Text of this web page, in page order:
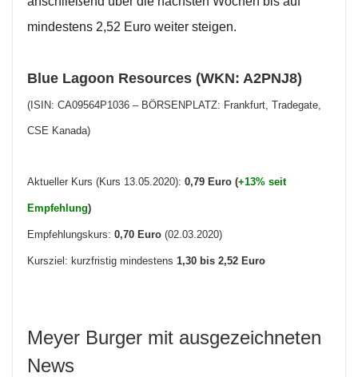
mindestens 2,52 Euro weiter steigen.
Blue Lagoon Resources (WKN: A2PNJ8)
(ISIN: CA09564P1036 – BÖRSENPLATZ: Frankfurt, Tradegate,
CSE Kanada)
Aktueller Kurs (Kurs 13.05.2020): 0,79 Euro (+13% seit
Empfehlung)
Empfehlungskurs: 0,70 Euro (02.03.2020)
Kursziel: kurzfristig mindestens 1,30 bis 2,52 Euro
Meyer Burger mit ausgezeichneten
News